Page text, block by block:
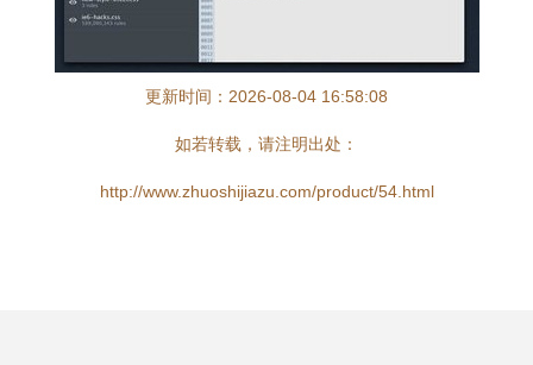
更新时间：2026-08-04 16:58:08
如若转载，请注明出处：
http://www.zhuoshijiazu.com/product/54.html